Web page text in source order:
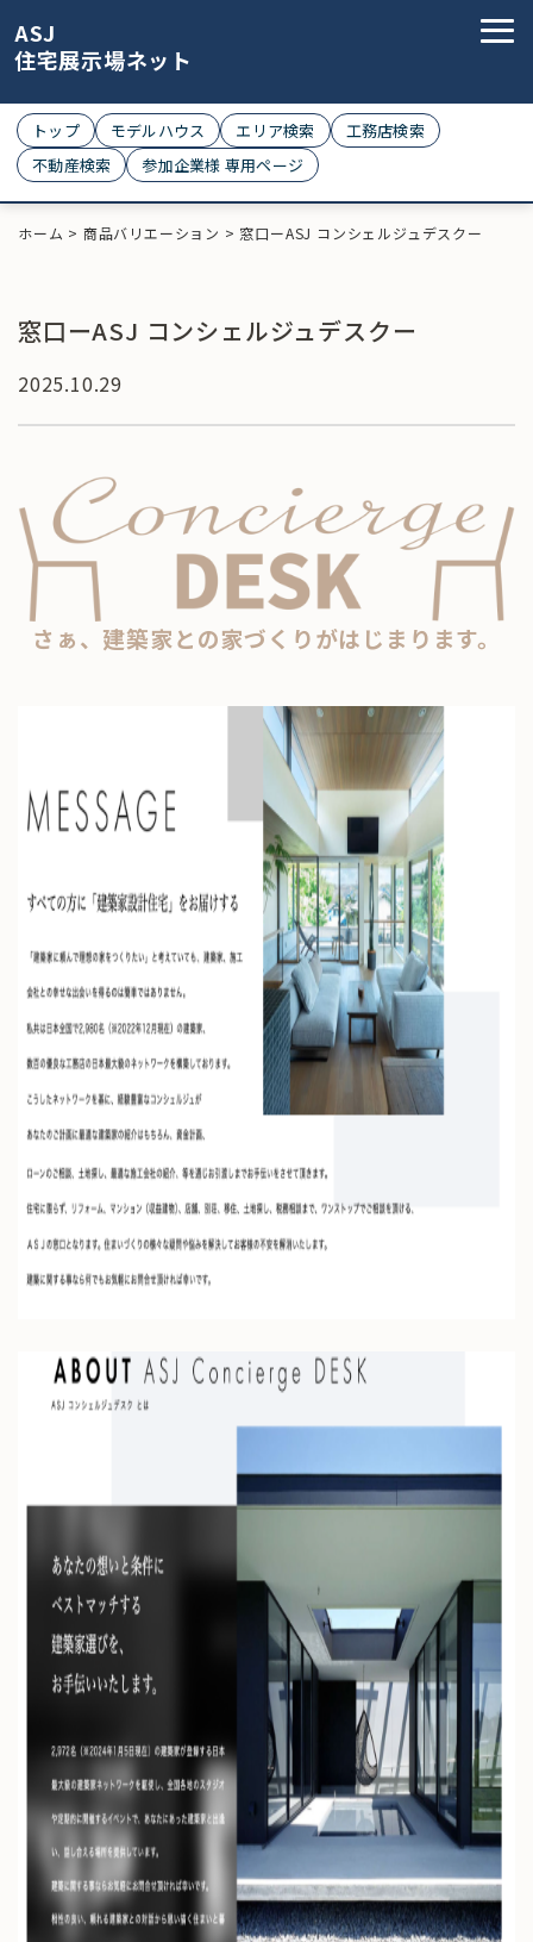
ASJ
住宅展示場ネット
トップ モデルハウス エリア検索
工務店検索
不動産検索
参加企業様 専用ページ
ホーム > 商品バリエーション > 窓口ーASJ コンシェルジュデスクー
窓口ーASJ コンシェルジュデスクー
2025.10.29
さぁ、建築家との家づくりがはじまります。